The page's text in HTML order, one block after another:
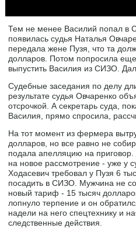
Тем не менее Василий попал в
появилась судья Наталья
передала жене Пузя, что та
долларов. Потом попросила
выпустить Василия из СИЗО.
Судебные заседания по делу
результате судья Овчаренко
отсрочкой. А секретарь суда,
Василия, прямо спросила,
На тот момент из фермера
долларов, но все равно не
подала апелляцию на приговор.
на новое рассмотрение - уже у
Ходасевич требовал у Пузя 6
посадить в СИЗО. Мужчина не
новый тариф - 15 тысяч
лопнуло терпение и он
надели на него спецтехнику и
следственные действия.